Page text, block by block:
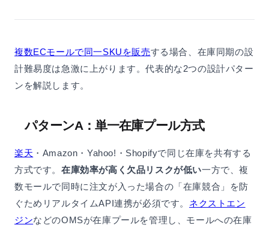
複数ECモールで同一SKUを販売する場合、在庫同期の設
計難易度は急激に上がります。代表的な2つの設計パター
ンを解説します。
パターンA：単一在庫プール方式
楽天 ・Amazon・Yahoo!・Shopifyで同じ在庫を共有する
方式です。 在庫効率が高く欠品リスクが低い一方で、複
数モールで同時に注文が入った場合の「在庫競合」を防
ぐためリアルタイムAPI連携が必須です。 ネクストエン
ジンなどのOMSが在庫プールを管理し、モールへの在庫